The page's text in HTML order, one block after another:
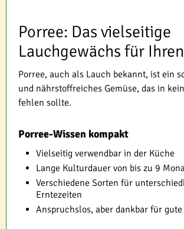
Porree: Das vielseitige
Lauchgewächs für
Porree, auch als Lauch bekannt, ist ein
und nährstoffreiches Gemüse, das in
fehlen sollte.
Porree-Wissen kompakt
Vielseitig verwendbar in der Küche
Lange Kulturdauer von bis zu 9
Verschiedene Sorten für
Erntezeiten
Anspruchslos, aber dankbar für